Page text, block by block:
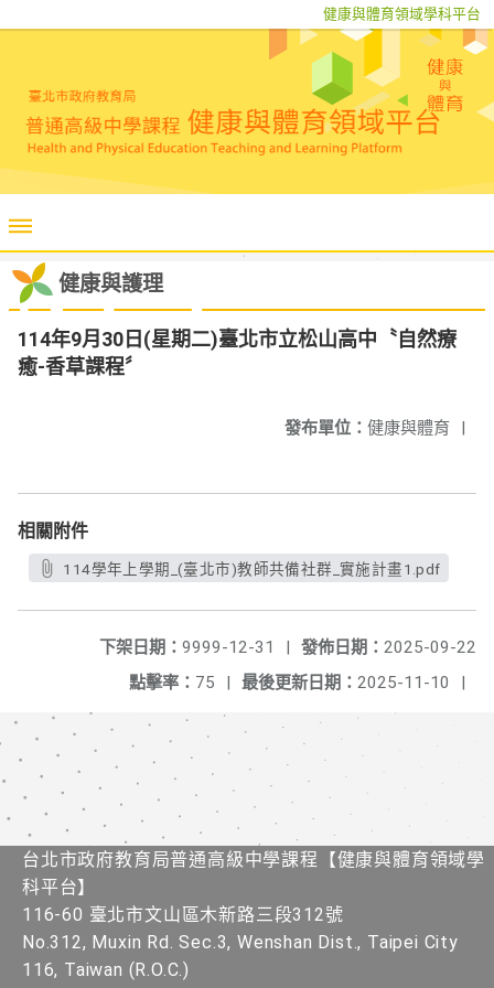
健康與體育領域學科平台
健康與護理
114年9月30日(星期二)臺北市立松山高中〝自然療
癒-香草課程〞
發布單位： 健康與體育 |
相關附件
114學年上學期_(臺北市)教師共備社群_實施計畫1.pdf
發佈日期： 2025-09-22
下架日期： 9999-12-31
|
最後更新日期： 2025-11-10 |
點擊率： 75 |
台北市政府教育局普通高級中學課程​【健康與體育領域學
科平台】
116-60 臺北市文山區木新路三段312號
No.312, Muxin Rd. Sec.3, Wenshan Dist., Taipei City
116, Taiwan (R.O.C.)